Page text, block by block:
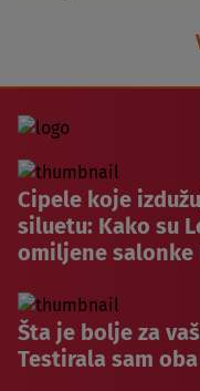
Cipele koje
siluetu: Kako su
omiljene salonke
Šta je bolje za
Testirala sam